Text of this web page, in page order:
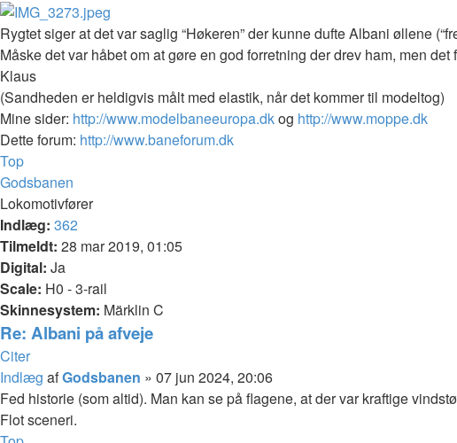
Rygtet siger at det var saglig “Høkeren” der kunne dufte Albani øllene
Måske det var håbet om at gøre en god forretning der drev ham, men
Klaus
(Sandheden er heldigvis målt med elastik, når det kommer til modeltog)
Mine sider: http://www.modelbaneeuropa.dkog http://www.moppe.dk
Dette forum: http://www.baneforum.dk
Top
Godsbanen
Lokomotivfører
Indlæg: 362
Tilmeldt: 28 mar 2019, 01:05
Digital: Ja
Scale: H0 - 3-rail
Skinnesystem: Märklin C
Re: Albani på afveje
Citer
Indlæg afGodsbanen » 07 jun 2024, 20:06
Fed historie (som altid). Man kan se på flagene, at der var kraftige
Flot sceneri.